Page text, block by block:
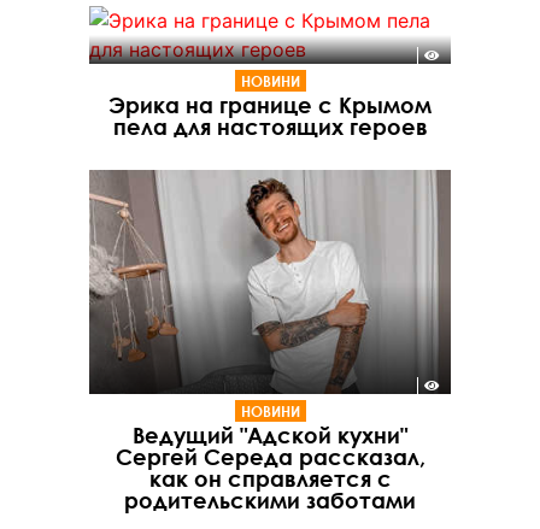
НОВИНИ
Эрика на границе с Крымом
пела для настоящих героев
НОВИНИ
Ведущий "Адской кухни"
Сергей Середа рассказал,
как он справляется с
родительскими заботами